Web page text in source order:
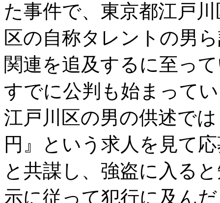
た事件で、東京都江戸
区の自称タレントの男
関連を追及するに至っ
すでに公判も始まって
江戸川区の男の供述で
円』という求人を見て
と共謀し、強盗に入る
示に従って犯行に及ん